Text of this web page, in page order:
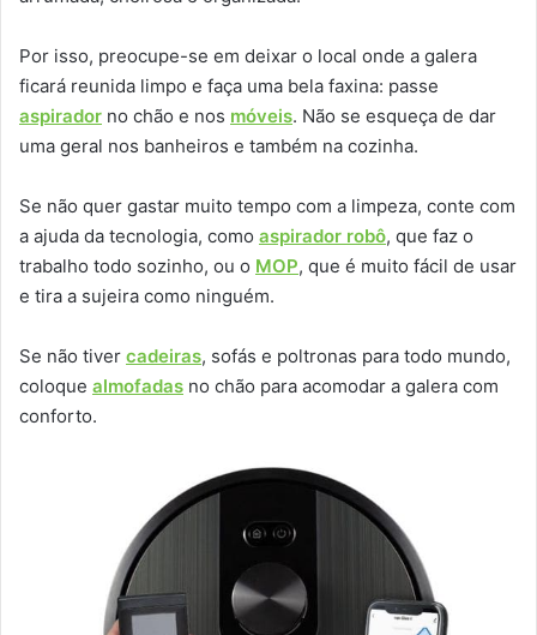
Por isso, preocupe-se em deixar o local onde a galera
ficará reunida limpo e faça uma bela faxina: passe
aspirador no chão e nos móveis. Não se esqueça de dar
uma geral nos banheiros e também na cozinha.
Se não quer gastar muito tempo com a limpeza, conte com
a ajuda da tecnologia, como aspirador robô, que faz o
trabalho todo sozinho, ou o MOP, que é muito fácil de usar
e tira a sujeira como ninguém.
Se não tiver cadeiras, sofás e poltronas para todo mundo,
coloque almofadas no chão para acomodar a galera com
conforto.